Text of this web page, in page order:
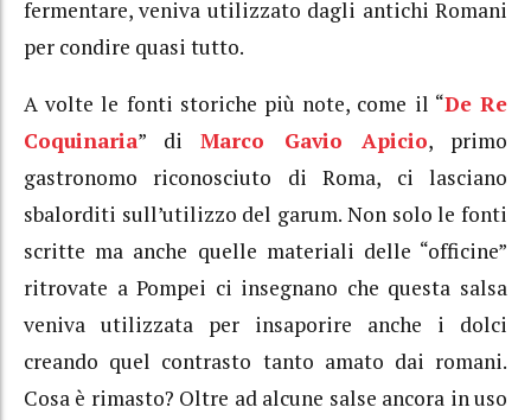
fermentare, veniva utilizzato dagli antichi Romani
per condire quasi tutto.
A volte le fonti storiche più note, come il “De Re
Coquinaria” diMarco Gavio Apicio, primo
gastronomo riconosciuto di Roma, ci lasciano
sbalorditi sull’utilizzo del garum. Non solo le fonti
scritte ma anche quelle materiali delle “officine”
ritrovate a Pompei ci insegnano che questa salsa
veniva utilizzata per insaporire anche i dolci
creando quel contrasto tanto amato dai romani.
Cosa è rimasto? Oltre ad alcune salse ancora in uso